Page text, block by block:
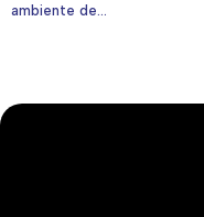
ambiente de...